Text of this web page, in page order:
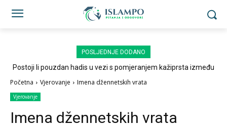
POSLJEDNJE DODANO
Postoji li pouzdan hadis u vezi s pomjeranjem kažiprsta između
Početna Vjerovanje Imena džennetskih vrata
Vjerovanje
Imena džennetskih vrata